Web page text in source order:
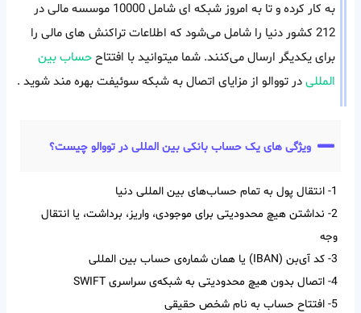
به کار کرده و تا به امروز شبکه ای شامل 10000 موسسه مالی در
212 کشور دنیا را شامل می‌شود که اطلاعات تراکنش های مالی را
برای یکدیگر ارسال می‌کنند. شما میتوانید با افتتاححساب بین
المللیدر تووالو از مزایای اتصال به شبکه سوئیفت بهره مند شوید .
ویژگی های یک حساب بانکی بین المللی در تووالو چیست؟
1- انتقال پول به تمام حساب‌‌های بین‌‌ المللی دنیا
2- نداشتن هیچ محدودیتی برای موجودی، واریز، برداشت، یا انتقال
وجه
3- کد آی‌‌بن (IBAN) یا همان شماره‌ی حساب بین‌ المللی
4- اتصال بدون هیچ محدودیتی به شبکه‌ی سراسری SWIFT
5- افتتاح حساب به نام شخص حقیقی